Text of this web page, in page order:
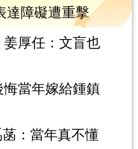
障礙遭重擊
厚任：文盲也
當年嫁給鍾鎮
：當年真不懂